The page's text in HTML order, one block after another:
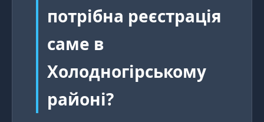
потрібна реєстрація
саме в
Холодногірському
районі?